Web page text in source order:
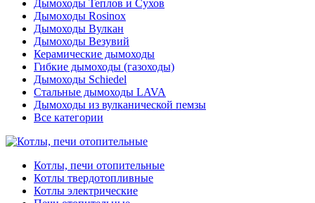
Дымоходы Теплов и Сухов
Дымоходы Rosinox
Дымоходы Вулкан
Дымоходы Везувий
Керамические дымоходы
Гибкие дымоходы (газоходы)
Дымоходы Schiedel
Стальные дымоходы LAVA
Дымоходы из вулканической пемзы
Все категории
Котлы, печи отопительные
Котлы твердотопливные
Котлы электрические